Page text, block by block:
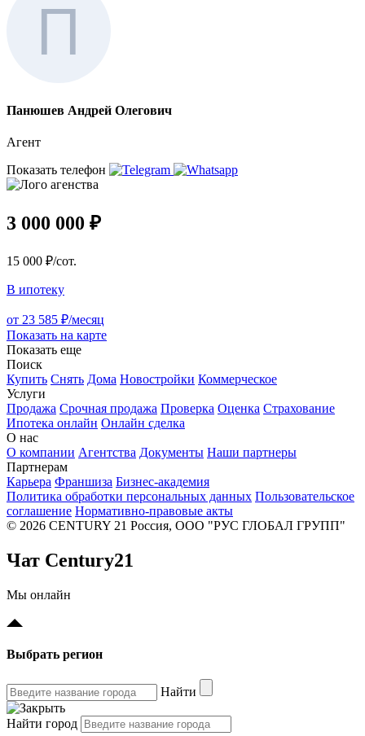
Панюшев Андрей Олегович
Агент
Показать телефон
3 000 000 ₽
15 000 ₽/сот.
В ипотеку
от 23 585 ₽/месяц
Показать на карте
Показать еще
Поиск
Купить Снять Дома Новостройки Коммерческое
Услуги
Продажа Срочная продажа Проверка Оценка Страхование
Ипотека онлайн Онлайн сделка
О нас
О компании Агентства Документы Наши партнеры
Партнерам
Карьера Франшиза Бизнес-академия
Политика обработки персональных данных Пользовательское
соглашение Нормативно-правовые акты
© 2026 CENTURY 21 Россия, ООО "РУС ГЛОБАЛ ГРУПП"
Чат Century21
Мы онлайн
Выбрать регион
Найти
Найти город